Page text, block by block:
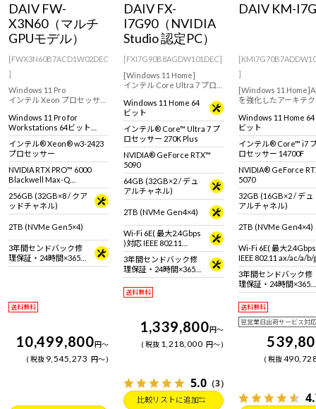
DAIV FW-
X3N60（マルチ
GPUモデル）
[FWX3N60B7ACD1W02DEC
]
Windows 11 Pro
インテル Xeon プロセッサー
向けのパフォーマンスを発
揮するNVIDIA RTX PRO 6000
採用のクリエイター向けワ
ークステーション。
Windows 11 Pro for
Workstations 64ビット
(DSP)
インテル® Xeon® w3-2423
プロセッサー
NVIDIA RTX PRO™ 6000
Blackwell Max-Q
Workstation Edition × 2基
256GB (32GB×8 / クア
ッドチャネル)
2TB (NVMe Gen5×4)
3年間センドバック修
理保証・24時間×365
日電話サポート
送料無料
10,499,800円～
税抜 9,545,273 円～
DAIV FX-
I7G90（NVIDIA
Studio 認定PC）
[FXI7G90B8AGDW101DEC]
[Windows 11 Home]
インテル Core Ultra 7 プロ
リエイターに向けたデスク
トップPC
Windows 11 Home 64
ビット
インテル® Core™ Ultra 7 プ
ロセッサー 270K Plus
NVIDIA® GeForce RTX™
5090
64GB (32GB×2 / デュ
アルチャネル)
2TB (NVMe Gen4×4)
Wi-Fi 6E( 最大2.4Gbps
)対応 IEEE 802.11
ax/ac/a/b/g/n準拠 ＋
Bluetooth 5内蔵
3年間センドバック修
理保証・24時間×365
日電話サポート
送料無料
1,339,800円～
税抜 1,218,000 円～
5.0 （3）
比較リストに追加
DAIV KM-
]
[Windows 11
を強化したアーキテ
感できる RTX 5070採
リエイター向けミニ
型デスクトップPCで
Windows 11 Home 64
ビット
インテル® Core™ i7
ロセッサー 14700F
NVIDIA® GeForce
5070
32GB (16GB×2 / デュ
アルチャネル)
2TB (NVMe Gen4×4)
Wi-Fi 6E( 最大
IEEE 802.11 ax/ac/a/
拠 ＋ Bluetooth 5内蔵
3年間センドバック修
理保証・24時間×365
日電話サポート
送料無料
翌営業日出荷サービス対応
税抜